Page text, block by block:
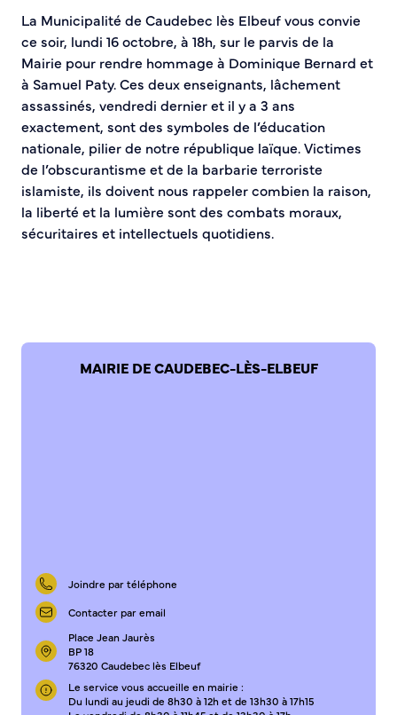
La Municipalité de Caudebec lès Elbeuf vous convie
ce soir, lundi 16 octobre, à 18h, sur le parvis de la
Mairie pour rendre hommage à Dominique Bernard et
à Samuel Paty. Ces deux enseignants, lâchement
assassinés, vendredi dernier et il y a 3 ans
exactement, sont des symboles de l’éducation
nationale, pilier de notre république laïque. Victimes
de l’obscurantisme et de la barbarie terroriste
islamiste, ils doivent nous rappeler combien la raison,
la liberté et la lumière sont des combats moraux,
sécuritaires et intellectuels quotidiens.
MAIRIE DE CAUDEBEC-LÈS-ELBEUF
Joindre par téléphone
Contacter par email
Place Jean Jaurès
BP 18
76320 Caudebec lès Elbeuf
Le service vous accueille en mairie :
Du lundi au jeudi de 8h30 à 12h et de 13h30 à 17h15
Pré-plainte en ligne
Tranquillité vacances
Vidéoprotection
Aide à l’installation d’alarmes
Horaires pour le bricolage et le jardinage
Infos pratiques
Plan de Ville
Numéros d’urgence
Location de salles
Bienvenue à Caudebec
Concours des maisons et balcons fleuris
Entretien des haies
Aide à l’achat d’un composteur ou récupérateur d’eau
S’informer
Application